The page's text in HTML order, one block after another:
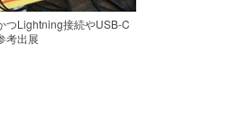
つLightning接続やUSB-C
考出展